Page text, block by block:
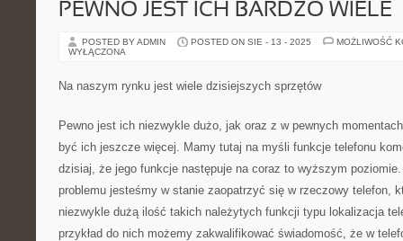
PEWNO JEST ICH BARDZO WIELE
POSTED BY ADMIN POSTED ON SIE - 13 - 2025
MOŻLIWOŚĆ
WYŁĄCZONA
Na naszym rynku jest wiele dzisiejszych sprzętów
Pewno jest ich niezwykle dużo, jak oraz z w pewnych
być ich jeszcze więcej. Mamy tutaj na myśli funkcje telefonu
dzisiaj, że jego funkcje następuje na coraz to wyższym
problemu jesteśmy w stanie zaopatrzyć się w rzeczowy telefon,
niezwykle dużą ilość takich należytych funkcji typu lokalizacja
przykład do nich możemy zakwalifikować świadomość, że w